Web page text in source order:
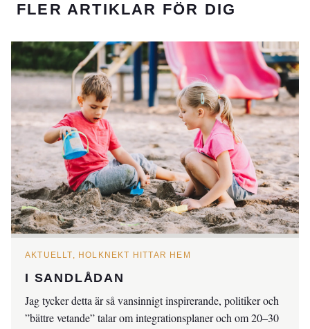
FLER ARTIKLAR FÖR DIG
AKTUELLT, HOLKNEKT HITTAR HEM
I SANDLÅDAN
Jag tycker detta är så vansinnigt inspirerande, politiker och
”bättre vetande” talar om integrationsplaner och om 20–30